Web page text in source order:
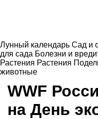
Лунный календарь Сад и
для сада Болезни и
Растения Растения
животные
WWF
на День